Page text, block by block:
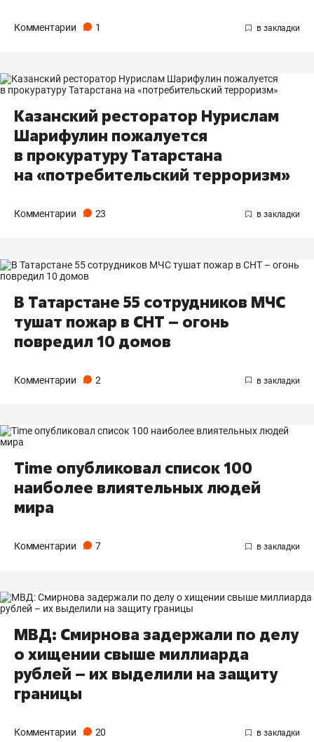
Комментарии 1
Казанский ресторатор Нурислам
Шарифулин пожалуется
в прокуратуру Татарстана
на «потребительский терроризм»
Комментарии 23
В Татарстане 55 сотрудников МЧС
тушат пожар в СНТ – огонь
повредил 10 домов
Комментарии 2
Time опубликовал список 100
наиболее влиятельных людей
мира
Комментарии 7
МВД: Смирнова задержали по делу
о хищении свыше миллиарда
рублей – их выделили на защиту
границы
Комментарии 20